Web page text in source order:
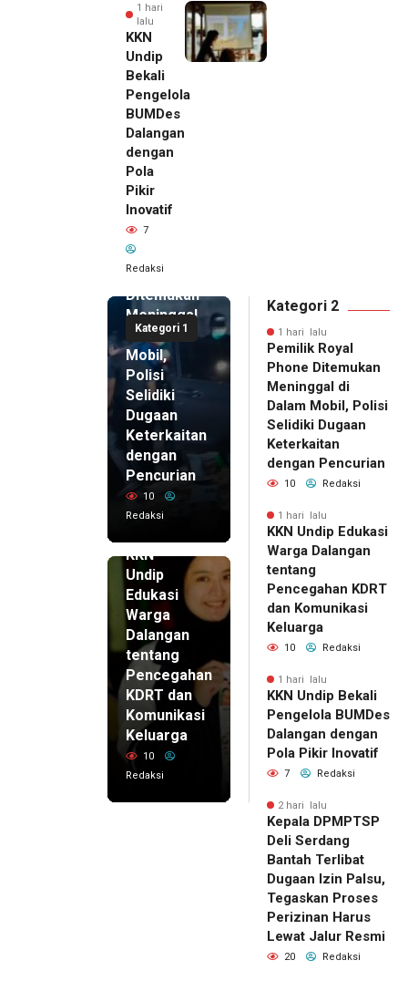
1 hari
lalu
KKN
Undip
Bekali
Pengelola
BUMDes
Dalangan
dengan
Pola
Pikir
Inovatif
7
Redaksi
Kategori 1
1 hari lalu
Pemilik
Royal
Phone
Ditemukan
Meninggal
di Dalam
Mobil,
Polisi
Selidiki
Dugaan
Keterkaitan
dengan
Pencurian
10
Redaksi
KKN
Undip
Edukasi
Warga
Dalangan
tentang
Pencegahan
KDRT dan
Komunikasi
Keluarga
10
Redaksi
Kategori 2
1 hari lalu
Pemilik Royal
Phone Ditemukan
Meninggal di
Dalam Mobil, Polisi
Selidiki Dugaan
Keterkaitan
dengan Pencurian
10 Redaksi
1 hari lalu
KKN Undip Edukasi
Warga Dalangan
tentang
Pencegahan KDRT
dan Komunikasi
Keluarga
10 Redaksi
1 hari lalu
KKN Undip Bekali
Pengelola BUMDes
Dalangan dengan
Pola Pikir Inovatif
7 Redaksi
2 hari lalu
Kepala DPMPTSP
Deli Serdang
Bantah Terlibat
Dugaan Izin Palsu,
Tegaskan Proses
Perizinan Harus
Lewat Jalur Resmi
20 Redaksi